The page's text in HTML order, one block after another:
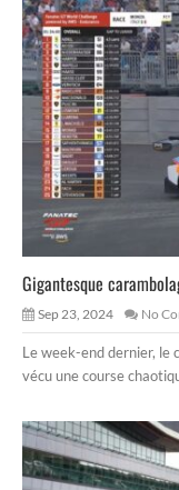
Gigantesque
Sep 23, 2024 No
Le week-end dernier, le
vécu une course